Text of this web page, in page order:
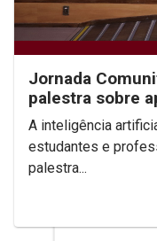
Jornada
palestra sobre
IA
A inteligência
estudantes e
palestra...